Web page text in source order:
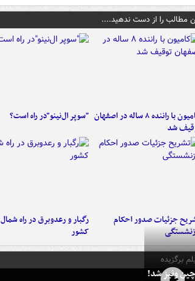
مطالب را از دست ندهید....
کامیون با راننده ۸ ساله در اصفهان
شد
"سوپر ال‌نینو"در راه است؟
جزئیات صدور احکام
رگبار و رعدوبرق در راه شمال
کشور
برگزیده
چین ونیز شد!